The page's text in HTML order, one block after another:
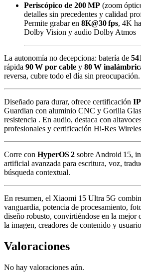
Periscópico de 200 MP (zoom
detalles sin precedentes y calidad
Permite grabar en 8K@30 fps, 4K
Dolby Vision y audio Dolby Atmos
La autonomía no decepciona: batería de
rápida 90 W por cable y 80 W
reversa, cubre todo el día sin preocupación.
Diseñado para durar, ofrece certificación
Guardian con aluminio CNC y Gorilla
resistencia . En audio, destaca con
profesionales y certificación Hi‑Res
Corre con HyperOS 2 sobre Android 15,
artificial avanzada para escritura, voz,
búsqueda contextual.
En resumen, el Xiaomi 15 Ultra 5G
vanguardia, potencia de procesamiento,
diseño robusto, convirtiéndose en la mejor
la imagen, creadores de contenido y
Valoraciones
No hay valoraciones aún.